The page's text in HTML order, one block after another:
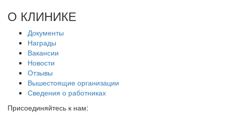
О КЛИНИКЕ
Документы
Награды
Вакансии
Новости
Отзывы
Вышестоящие организации
Сведения о работниках
Присоединяйтесь к нам: